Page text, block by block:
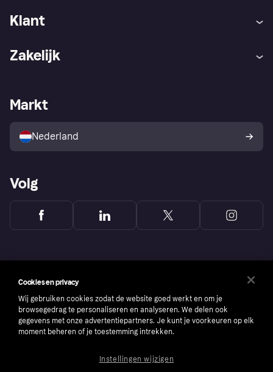
Klant
Winkeloverzicht
Kopersbescherming voor
consumenten
Zakelijk
Zakelijke login
Markt
Nederland
Volg
Cookies en privacy
Wij gebruiken cookies zodat de website goed werkt en om je
browsegedrag te personaliseren en analyseren. We delen ook
gegevens met onze advertentiepartners. Je kunt je voorkeuren op elk
moment beheren of je toestemming intrekken.
Instellingen wijzigen